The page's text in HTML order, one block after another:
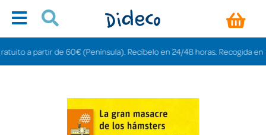
a partir de 60€ (Península). Recíbelo en 24/48 horas. Recogida en